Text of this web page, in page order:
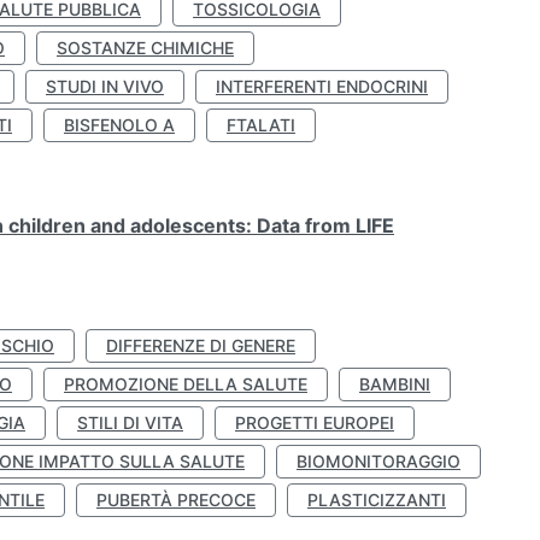
PUBBLICA
TOSSICOLOGIA
SOSTANZE CHIMICHE
STUDI IN VIVO
INTERFERENTI ENDOCRINI
BISFENOLO A FTALATI
and adolescents: Data from LIFE
DIFFERENZE DI GENERE
PROMOZIONE DELLA SALUTE
BAMBINI
STILI DI VITA
PROGETTI EUROPEI
IMPATTO SULLA SALUTE
BIOMONITORAGGIO
PUBERTÀ PRECOCE PLASTICIZZANTI